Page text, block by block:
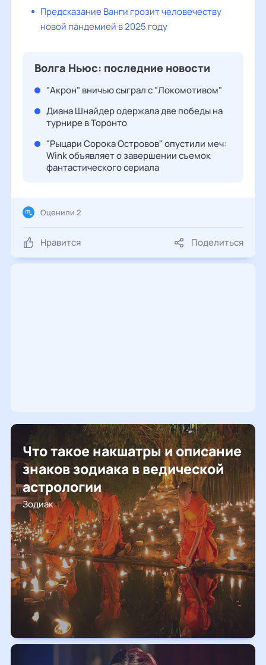
Предсказание Ванги грозит человечеству
новой пандемией в 2025 году
Волга Ньюс: последние новости
"Акрон" вничью сыграл с "Локомотивом"
Диана Шнайдер одержала две победы на
турнире в Торонто
"Рыцари Сорока Островов" опустили меч:
Wink объявляет о завершении съемок
фантастического сериала
Нравится Поделиться
Оценили 2
Что такое накшатры и описание
знаков зодиака в ведической
астрологии
Зодиак